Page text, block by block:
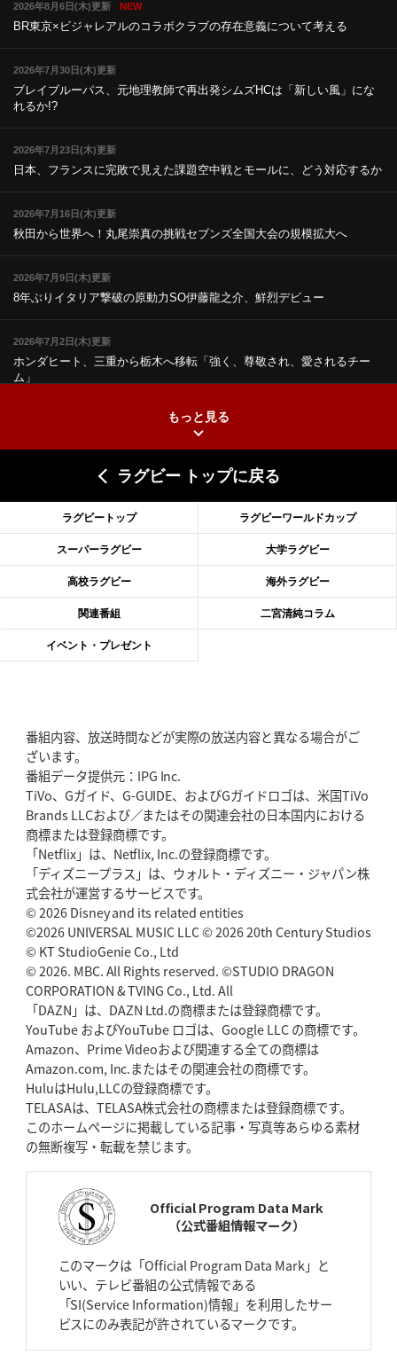
2026年8月6日(木)更新 NEW
BR東京×ビジャレアルのコラボクラブの存在意義について考える
2026年7月30日(木)更新
ブレイブルーパス、元地理教師で再出発シムズHCは「新しい風」にな
れるか!?
2026年7月23日(木)更新
日本、フランスに完敗で見えた課題空中戦とモールに、どう対応するか
2026年7月16日(木)更新
秋田から世界へ！丸尾崇真の挑戦セブンズ全国大会の規模拡大へ
2026年7月9日(木)更新
8年ぶりイタリア撃破の原動力SO伊藤龍之介、鮮烈デビュー
2026年7月2日(木)更新
ホンダヒート、三重から栃木へ移転「強く、尊敬され、愛されるチー
ム」
2026年6月18日(木)更新
滑川剛人レフリー、早過ぎる引退「27年W杯の主審、遠のいた夢」
2026年6月11日(木)更新
神戸、リーグワン初優勝の道のりデイブ・レニーHCの功績と財産
2026年6月4日(木)更新
“泣き虫先生”こと山口良治氏死去「信は力なり」骨太の教育方針
2026年5月21日(木)更新
狭山RG、ライチェル海遥スタッフ入り
ッション
2026年5月14日(木)更新
神戸、1位通過の立役者レタリック
「悲運の闘将」宮地克実氏死去 熱血指導で埼玉WKの基礎築く
2026年4月30日(木)更新
BR東京、「ユニバーサルデー」の意義「特別からノーマルへ」が最終
ゴール
2026年4月23日(木)更新
元代表ラピース、今季限りで引退「クボタは10年いた自分のホーム」
2026年4月16日(木)更新
BL東京「強化拠点」を「共有財産」に新クラブハウスは「皆に開かれ
た空間」
2026年4月9日(木)更新
スティーラーズ、名門復活の足音
2026年4月2日(木)更新
2026年3月26日(木)更新
AZ-COM丸和、リーグワンへ参入決定 「フィールド丸ごと計測機器」の
もっと見る
ラグビー トップに戻る
ラグビートップ ラグビーワールドカップ
スーパーラグビー 大学ラグビー
高校ラグビー 海外ラグビー
関連番組 二宮清純コラム
イベント・プレゼント
番組内容、放送時間などが実際の放送内容と異なる場合がご
ざいます。
番組データ提供元：IPG Inc.
TiVo、Gガイド、G-GUIDE、およびGガイドロゴは、米国TiVo
Brands LLCおよび／またはその関連会社の日本国内における
商標または登録商標です。
「Netflix」は、Netflix, Inc.の登録商標です。
「ディズニープラス」は、ウォルト・ディズニー・ジャパン株
式会社が運営するサービスです。
© 2026 Disney and its related entities
©2026 UNIVERSAL MUSIC LLC © 2026 20th Century Studios
© KT StudioGenie Co., Ltd
© 2026. MBC. All Rights reserved. ©STUDIO DRAGON
CORPORATION & TVING Co., Ltd. All
「DAZN」は、DAZN Ltd.の商標または登録商標です。
YouTube およびYouTube ロゴは、Google LLC の商標です。
Amazon、Prime Videoおよび関連する全ての商標は
Amazon.com, Inc.またはその関連会社の商標です。
HuluはHulu,LLCの登録商標です。
TELASAは、TELASA株式会社の商標または登録商標です。
このホームページに掲載している記事・写真等あらゆる素材
の無断複写・転載を禁じます。
Official Program Data Mark
（公式番組情報マーク）
このマークは「Official Program Data Mark」と
いい、テレビ番組の公式情報である
「SI(Service Information)情報」を利用したサー
ビスにのみ表記が許されているマークです。